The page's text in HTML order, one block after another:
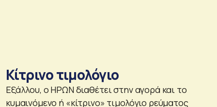
Κίτρινο τιμολόγιο
Εξάλλου, ο ΗΡΩΝ διαθέτει στην αγορά και το
κυμαινόμενο ή «κίτρινο» τιμολόγιο ρεύματος